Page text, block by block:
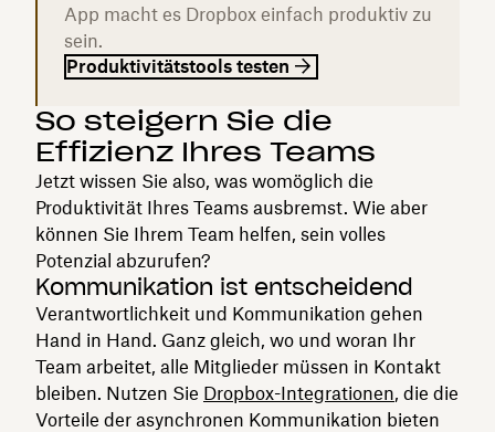
App macht es Dropbox einfach produktiv zu
sein.
Produktivitätstools testen
So steigern Sie die
Effizienz Ihres Teams
Jetzt wissen Sie also, was womöglich die
Produktivität Ihres Teams ausbremst. Wie aber
können Sie Ihrem Team helfen, sein volles
Potenzial abzurufen?
Kommunikation ist entscheidend
Verantwortlichkeit und Kommunikation gehen
Hand in Hand. Ganz gleich, wo und woran Ihr
Team arbeitet, alle Mitglieder müssen in Kontakt
bleiben. Nutzen Sie Dropbox-Integrationen, die die
Vorteile der asynchronen Kommunikation bieten